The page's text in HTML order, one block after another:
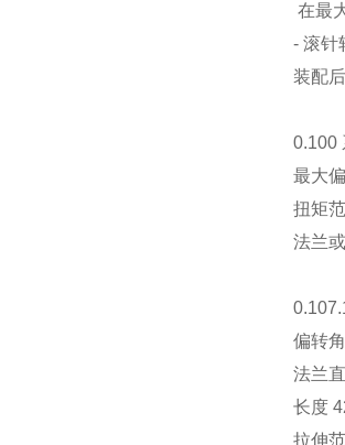
在最
- 滚针
装配
0.100
最大
扭矩
法兰
偏转
法兰
长度
拉伸